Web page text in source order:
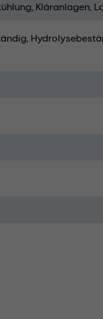
Kläranlagen